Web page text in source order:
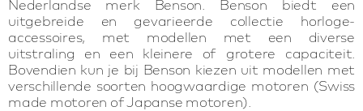
Nederlandse merk Benson. Benson biedt een
uitgebreide en gevarieerde collectie horloge-
accessoires, met modellen met een diverse
uitstraling en een kleinere of grotere capaciteit.
Bovendien kun je bij Benson kiezen uit modellen met
verschillende soorten hoogwaardige motoren (Swiss
made motoren of Japanse motoren).